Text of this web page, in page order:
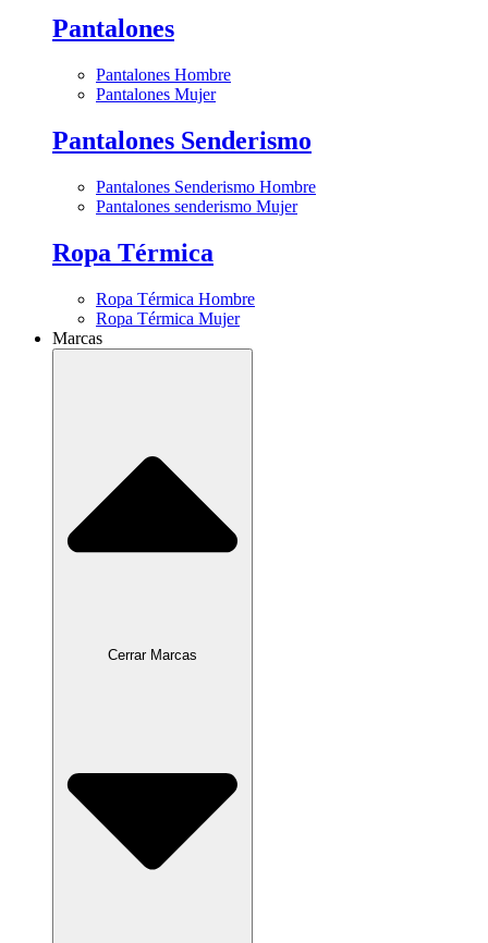
Pantalones
Pantalones Hombre
Pantalones Mujer
Pantalones Senderismo
Pantalones Senderismo Hombre
Pantalones senderismo Mujer
Ropa Térmica
Ropa Térmica Hombre
Ropa Térmica Mujer
Marcas
Cerrar Marcas